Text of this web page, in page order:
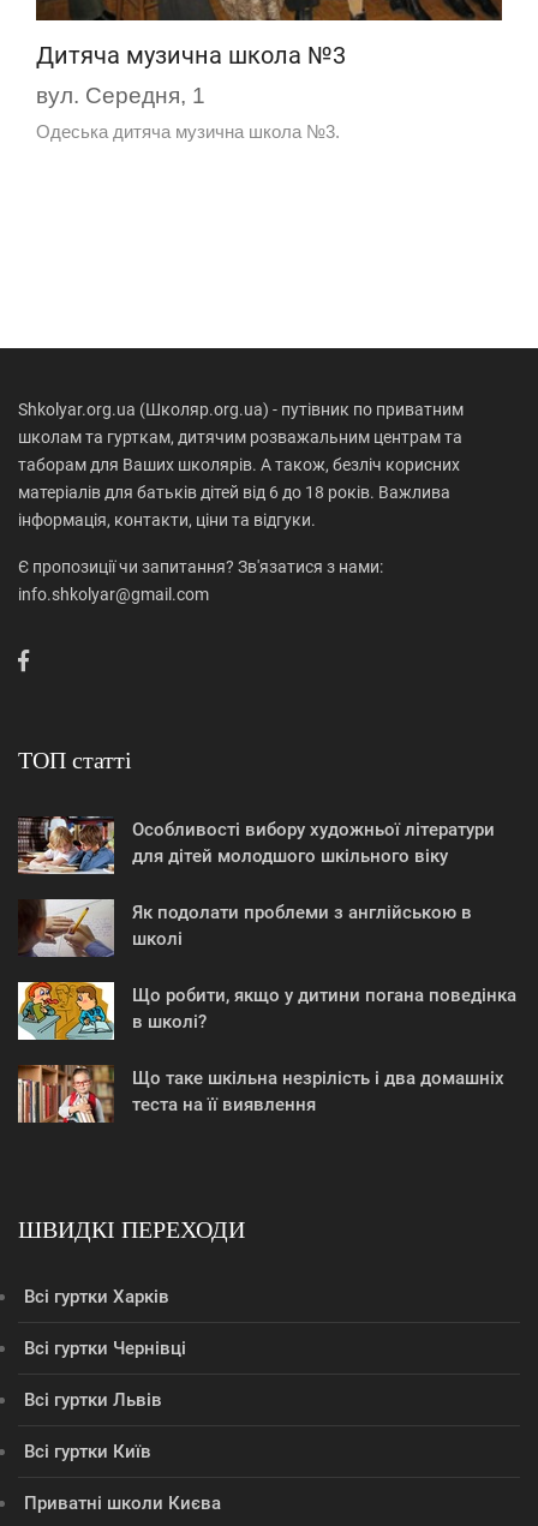
Дитяча музична школа №3
вул. Середня, 1
Одеська дитяча музична школа №3.
Shkolyar.org.ua (Школяр.org.ua) - путівник по приватним
школам та гурткам, дитячим розважальним центрам та
таборам для Ваших школярів. А також, безліч корисних
матеріалів для батьків дітей від 6 до 18 років. Важлива
інформація, контакти, ціни та відгуки.
Є пропозиції чи запитання? Зв'язатися з нами:
info.shkolyar@gmail.com
ТОП статті
Особливості вибору художньої літератури
для дітей молодшого шкільного віку
Як подолати проблеми з англійською в
школі
Що робити, якщо у дитини погана поведінка
в школі?
Що таке шкільна незрілість і два домашніх
теста на її виявлення
ШВИДКІ ПЕРЕХОДИ
Всі гуртки Харків
Всі гуртки Чернівці
Всі гуртки Львів
Всі гуртки Київ
Приватні школи Києва